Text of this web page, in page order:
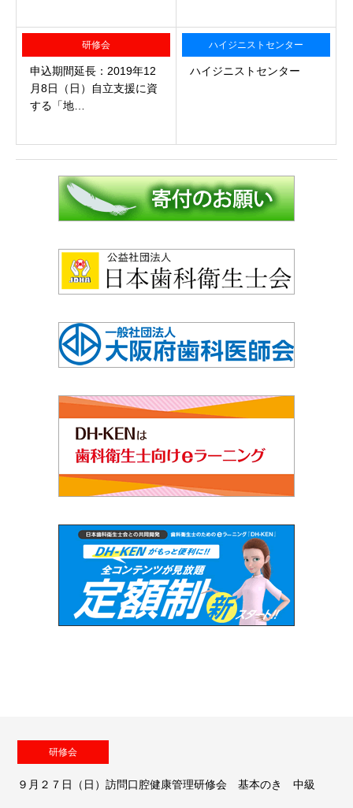
研修会
申込期間延長：2019年12
月8日（日）自立支援に資
する「地…
ハイジニストセンター
ハイジニストセンター
研修会
９月２７日（日）訪問口腔健康管理研修会 基本のき 中級